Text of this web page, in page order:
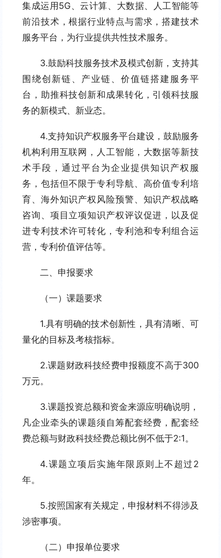
集成运用5G、云计算、大数据、人工智能等
前沿技术，根据行业特点与需求，搭建技术
服务平台，为行业提供共性技术服务。
3.鼓励科技服务技术及模式创新，支持其
围绕创新链、产业链、价值链搭建服务平
台，助推科技创新和成果转化，引领科技服
务的新模式、新业态。
4.支持知识产权服务平台建设，鼓励服务
机构利用互联网，人工智能，大数据等新技
术手段，通过平台为企业提供知识产权服
务，包括但不限于专利导航、高价值专利培
育、海外知识产权风险预警、知识产权战略
咨询、项目立项知识产权评议促进，以及促
进专利技术许可转化，专利池和专利组合运
营，专利价值评估等。
二、申报要求
（一）课题要求
1.具有明确的技术创新性，具有清晰、可
量化的目标及考核指标。
2.课题财政科技经费申报额度不高于300
万元。
3.课题投资总额和资金来源应明确说明，
凡企业牵头的课题须自筹配套经费，配套经
费总额与财政科技经费总额比例不低于2:1。
4.课题立项后实施年限原则上不超过2
年。
5.按照国家有关规定，申报材料不得涉及
涉密事项。
（二）申报单位要求